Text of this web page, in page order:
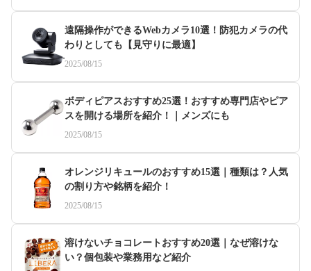
遠隔操作ができるWebカメラ10選！防犯カメラの代
わりとしても【見守りに最適】
2025/08/15
ボディピアスおすすめ25選！おすすめ専門店やピア
スを開ける場所を紹介！｜メンズにも
2025/08/15
オレンジリキュールのおすすめ15選｜種類は？人気
の割り方や銘柄を紹介！
2025/08/15
溶けないチョコレートおすすめ20選｜なぜ溶けな
い？個包装や業務用など紹介